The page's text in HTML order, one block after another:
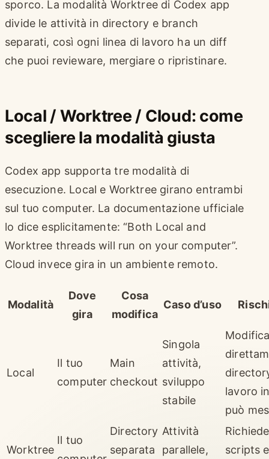
sporco. La modalità Worktree di Codex app
divide le attività in directory e branch
separati, così ogni linea di lavoro ha un diff
che puoi revieware, mergiare o ripristinare.
Local / Worktree / Cloud: come
scegliere la modalità giusta
Codex app supporta tre modalità di
esecuzione. Local e Worktree girano entrambi
sul tuo computer. La documentazione ufficiale
lo dice esplicitamente: “Both Local and
Worktree threads will run on your computer”.
Cloud invece gira in un ambiente remoto.
Modalità
Dove
gira
Cosa
modifica
Caso d’uso
Local
Il tuo
computer
Main
checkout
Singola
attività,
sviluppo
stabile
lavoro
può
Worktree
Il tuo
Directory
separata
Attività
parallele,
scripts e